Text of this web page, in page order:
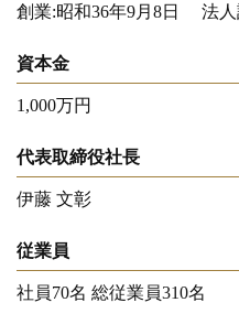
創業:昭和36年9月8日 法人
資本金
1,000万円
代表取締役社長
伊藤 文彰
従業員
社員70名 総従業員310名